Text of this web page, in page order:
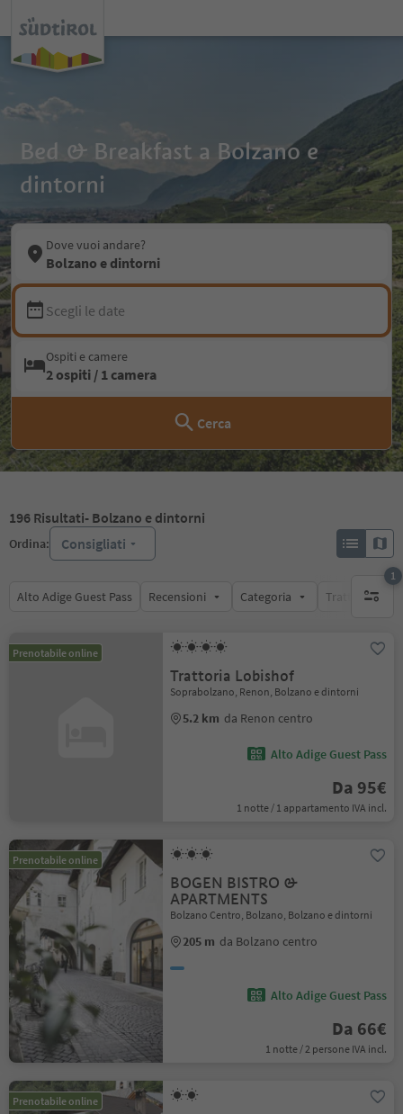
Bed & Breakfast a Bolzano e
dintorni
Dove vuoi andare?
Bolzano e dintorni
Scegli le date
Ospiti e camere
2 ospiti / 1 camera
Cerca
196 Risultati- Bolzano e dintorni
Ordina: Consigliati
Alto Adige Guest Pass Recensioni Categoria Trattamento
1
1 filtro
Prenotabile online
Trattoria Lobishof
Soprabolzano, Renon, Bolzano e dintorni
5.2 km da Renon centro
Alto Adige Guest Pass
Da 95€
1 notte / 1 appartamento IVA incl.
Prenotabile online
BOGEN BISTRO &
APARTMENTS
Bolzano Centro, Bolzano, Bolzano e dintorni
205 m da Bolzano centro
Alto Adige Guest Pass
Da 66€
1 notte / 2 persone IVA incl.
Prenotabile online